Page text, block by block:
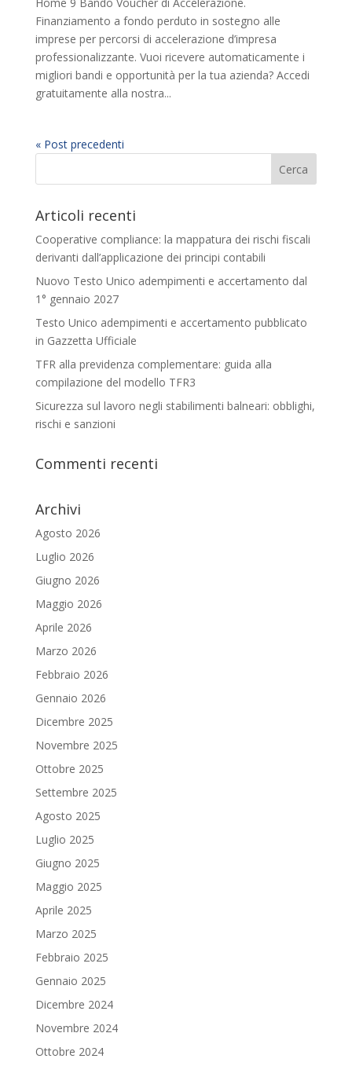
Finanziamento a fondo perduto in sostegno alle
imprese per percorsi di accelerazione d’impresa
professionalizzante. Vuoi ricevere automaticamente i
migliori bandi e opportunità per la tua azienda? Accedi
gratuitamente alla nostra...
« Post precedenti
Articoli recenti
Cooperative compliance: la mappatura dei rischi fiscali
derivanti dall’applicazione dei principi contabili
Nuovo Testo Unico adempimenti e accertamento dal
1° gennaio 2027
Testo Unico adempimenti e accertamento pubblicato
in Gazzetta Ufficiale
TFR alla previdenza complementare: guida alla
compilazione del modello TFR3
Sicurezza sul lavoro negli stabilimenti balneari: obblighi,
rischi e sanzioni
Commenti recenti
Archivi
Agosto 2026
Luglio 2026
Giugno 2026
Maggio 2026
Aprile 2026
Marzo 2026
Febbraio 2026
Gennaio 2026
Dicembre 2025
Novembre 2025
Ottobre 2025
Settembre 2025
Agosto 2025
Luglio 2025
Giugno 2025
Maggio 2025
Aprile 2025
Marzo 2025
Febbraio 2025
Gennaio 2025
Dicembre 2024
Novembre 2024
Ottobre 2024